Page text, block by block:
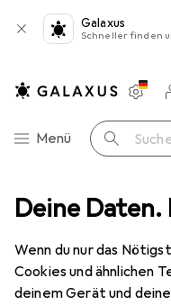
Deine Daten.
Wenn du nur das
Cookies und ähnlichen
deinem Gerät und
Galaxus
Schneller finden
Navigation nach
Menü Suche
Kamera Zubehör